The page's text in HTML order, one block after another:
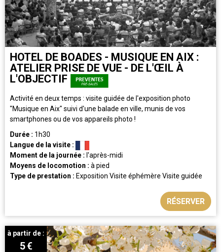
HOTEL DE BOADES - MUSIQUE EN AIX :
ATELIER PRISE DE VUE - DE L'ŒIL À
L'OBJECTIF
Activité en deux temps : visite guidée de l'exposition photo
"Musique en Aix" suivi d'une balade en ville, munis de vos
smartphones ou de vos appareils photo !
Durée : 1h30
Langue de la visite :
Moment de la journée : l'après-midi
Moyens de locomotion : à pied
Type de prestation : Exposition Visite éphémère Visite guidée
RÉSERVER
à partir de :
5€